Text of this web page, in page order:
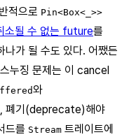
적으로 Pin<Box<_>>
소될 수 없는 future를
나가 될 수도 있다. 어쨌든
누징 문제는 이 cancel
와
, 폐기(deprecate)해야
드를 Stream 트레이트에